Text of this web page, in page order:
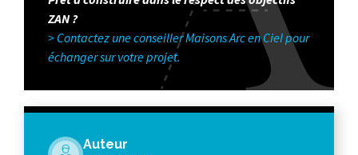
ZAN ?
> Contactez une conseiller Maisons Arc en Ciel pour
échanger sur votre projet.
Auteur